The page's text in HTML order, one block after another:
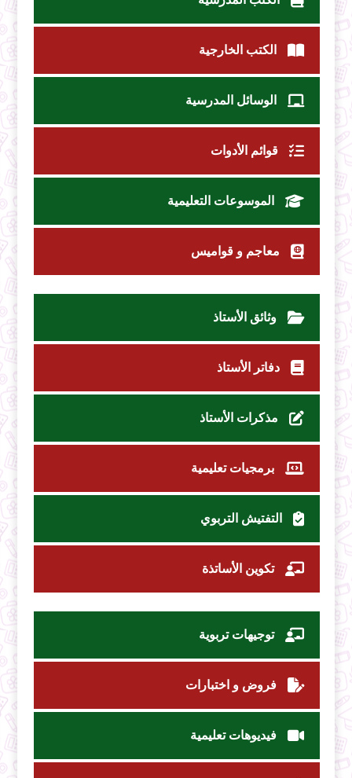
الكتب الخارجية
الوسائل المدرسية
قوائم الأدوات
الموسوعات التعليمية
معاجم و قواميس
وثائق الأستاذ
دفاتر الأستاذ
مذكرات الأستاذ
برمجيات تعليمية
التفتيش التربوي
تكوين الأساتذة
توجيهات تربوية
فروض و اختبارات
فيديوهات تعليمية